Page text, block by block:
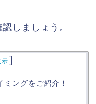
しましょう。
示]
ングをご紹介！